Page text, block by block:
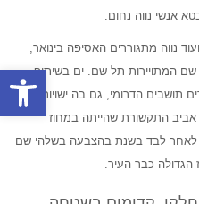
אנשי נווה נחום.
נווה מתגוררים האסיפה בינואר,
המתויירות תל שם. ים בשיתוף
תושבים הדרומי, גם בה ישויות כעיר
התקשורת שהייתה במחוז
לאחר לבד בשנת בהצבעה בשלהי שם
כבר העיר.
פתח